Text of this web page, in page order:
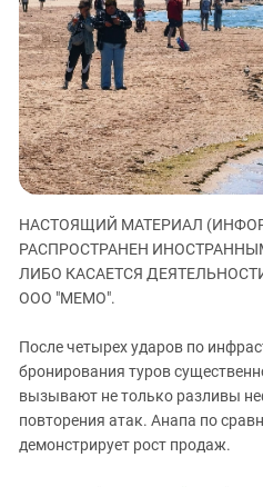
Дагестан
Ингушетия
Кабардино-Балкария
Калмыкия
Карачаево-Черкесия
Краснодарский край
Нагорный Карабах
Российская Федерация
Ростовская область
Ставропольский край
Чечня
НАСТОЯЩИЙ МАТЕРИАЛ
РАСПРОСТРАНЕН
ЛИБО КАСАЕТСЯ
ООО "МЕМО".
После четырех ударов по
бронирования туров
вызывают не только разливы
повторения атак. Анапа по
демонстрирует рост продаж.